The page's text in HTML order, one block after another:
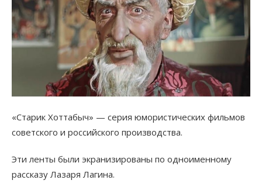
«Старик Хоттабыч» — серия юмористических фильмов
советского и российского производства.
Эти ленты были экранизированы по одноименному
рассказу Лазаря Лагина.